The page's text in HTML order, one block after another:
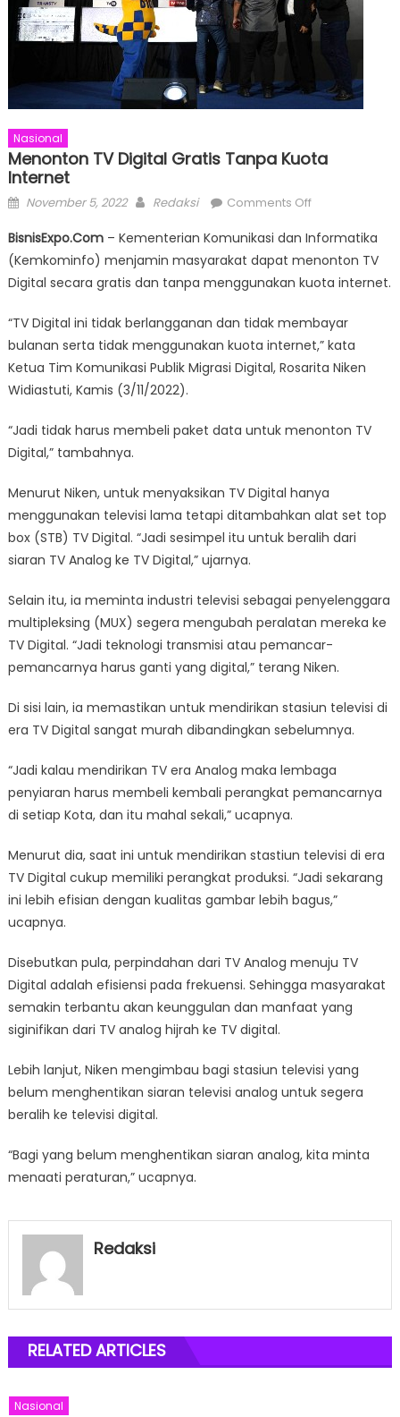
Nasional
Menonton TV Digital Gratis Tanpa Kuota
Internet
Posted
November 5, 2022 Author
Redaksi Comments Offon
TV
Digital
Gratis
Kuota
Internet
BisnisExpo.Com– Kementerian Komunikasi dan Informatika
(Kemkominfo) menjamin masyarakat dapat menonton TV
Digital secara gratis dan tanpa menggunakan kuota internet.
“TV Digital ini tidak berlangganan dan tidak membayar
bulanan serta tidak menggunakan kuota internet,” kata
Ketua Tim Komunikasi Publik Migrasi Digital, Rosarita Niken
Widiastuti, Kamis (3/11/2022).
“Jadi tidak harus membeli paket data untuk menonton TV
Digital,” tambahnya.
Menurut Niken, untuk menyaksikan TV Digital hanya
menggunakan televisi lama tetapi ditambahkan alat set top
box (STB) TV Digital. “Jadi sesimpel itu untuk beralih dari
siaran TV Analog ke TV Digital,” ujarnya.
Selain itu, ia meminta industri televisi sebagai penyelenggara
multipleksing (MUX) segera mengubah peralatan mereka ke
TV Digital. “Jadi teknologi transmisi atau pemancar-
pemancarnya harus ganti yang digital,” terang Niken.
Di sisi lain, ia memastikan untuk mendirikan stasiun televisi di
era TV Digital sangat murah dibandingkan sebelumnya.
“Jadi kalau mendirikan TV era Analog maka lembaga
penyiaran harus membeli kembali perangkat pemancarnya
di setiap Kota, dan itu mahal sekali,” ucapnya.
Menurut dia, saat ini untuk mendirikan stastiun televisi di era
TV Digital cukup memiliki perangkat produksi. “Jadi sekarang
ini lebih efisian dengan kualitas gambar lebih bagus,”
ucapnya.
Disebutkan pula, perpindahan dari TV Analog menuju TV
Digital adalah efisiensi pada frekuensi. Sehingga masyarakat
semakin terbantu akan keunggulan dan manfaat yang
siginifikan dari TV analog hijrah ke TV digital.
Lebih lanjut, Niken mengimbau bagi stasiun televisi yang
belum menghentikan siaran televisi analog untuk segera
beralih ke televisi digital.
“Bagi yang belum menghentikan siaran analog, kita minta
menaati peraturan,” ucapnya.
Redaksi
RELATED ARTICLES
Nasional